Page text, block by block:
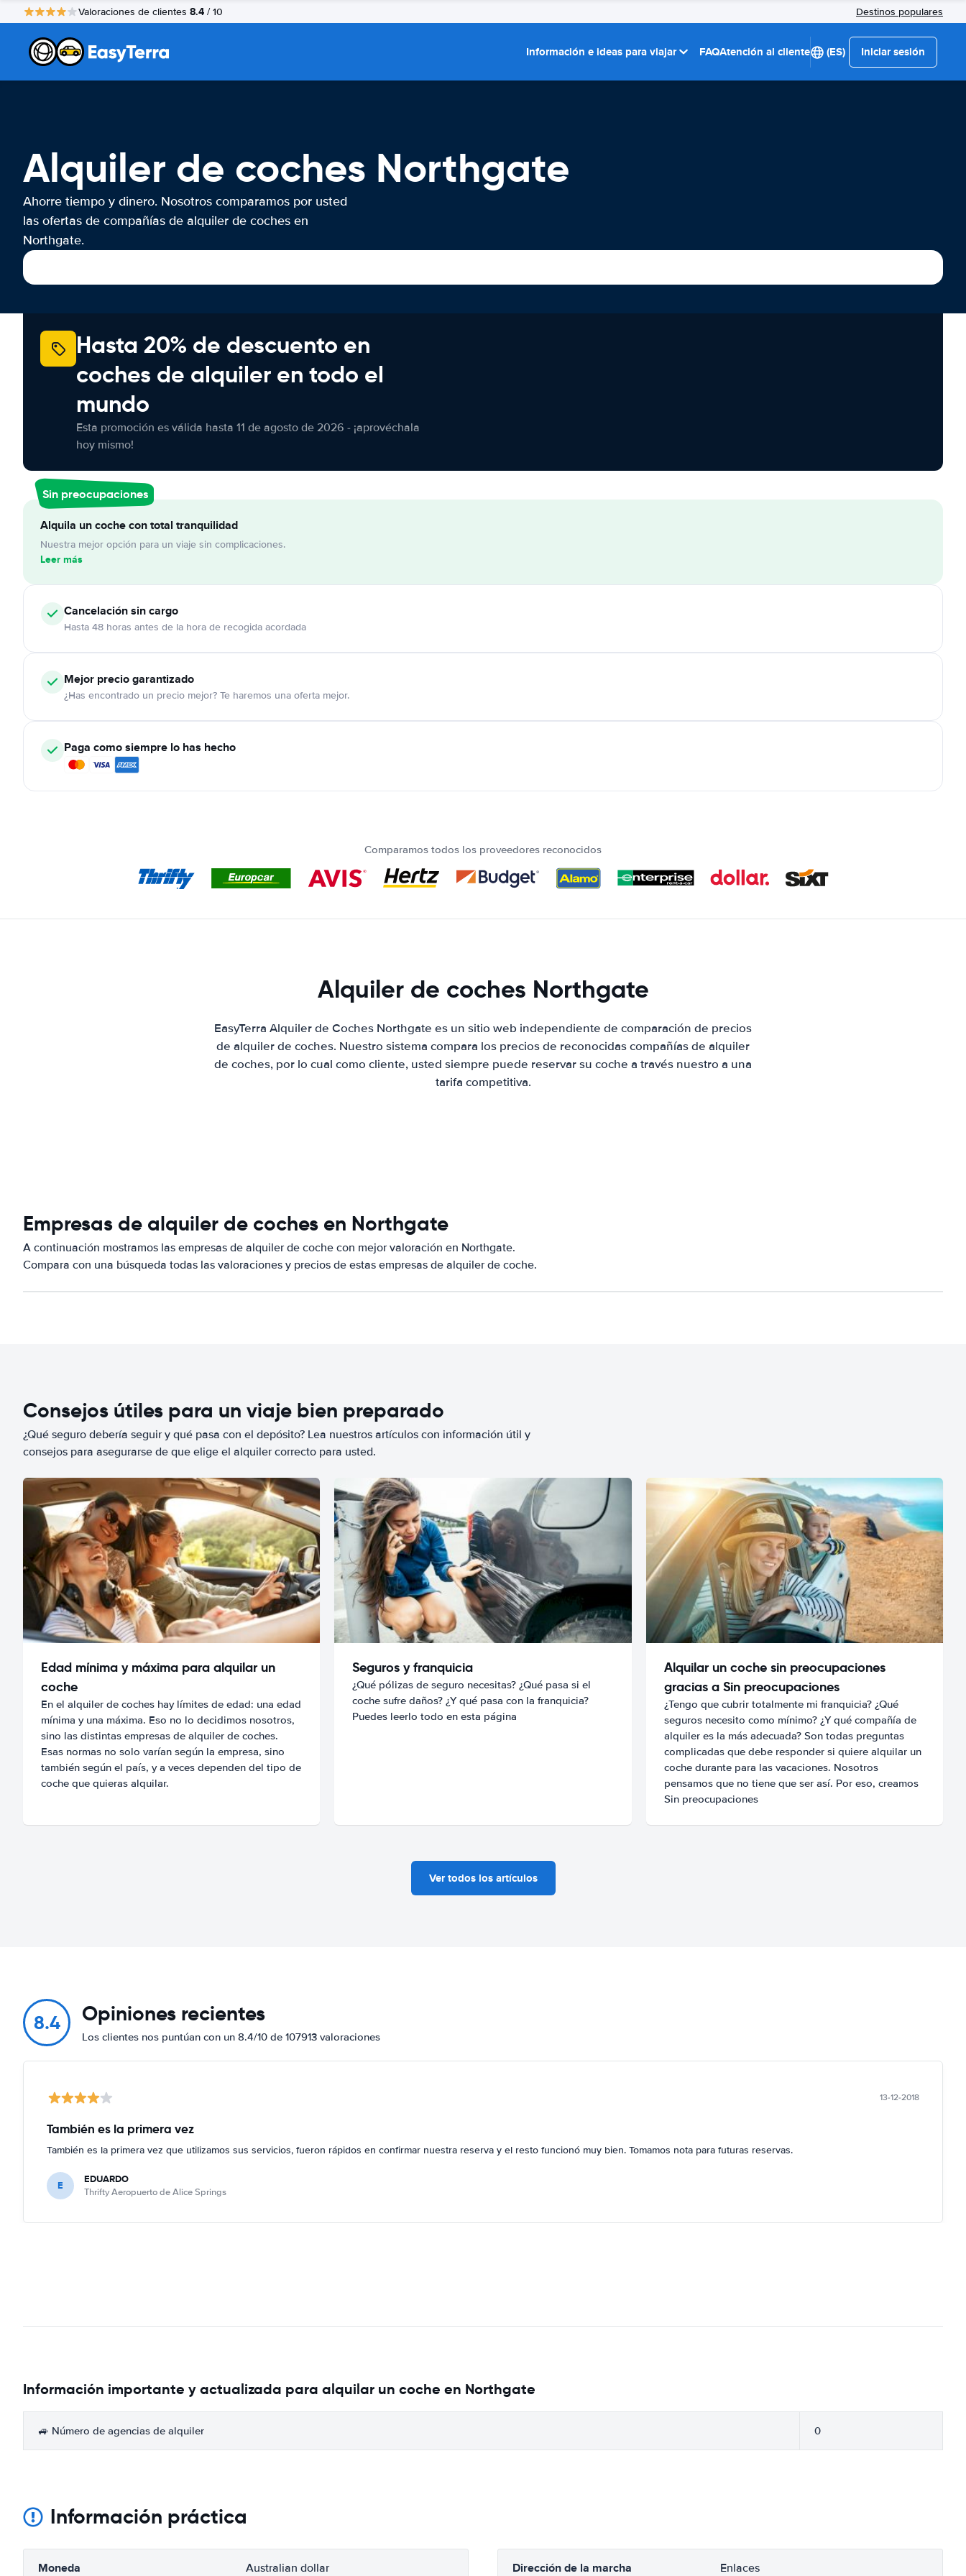
Valoraciones de clientes 8.4 / 10 Destinos populares
Información e ideas para viajar FAQAtención al cliente (ES) Iniciar sesión
Alquiler de coches Northgate
Ahorre tiempo y dinero. Nosotros comparamos por usted
las ofertas de compañías de alquiler de coches en
Northgate.
Hasta 20% de descuento en
coches de alquiler en todo el
mundo
Esta promoción es válida hasta 11 de agosto de 2026 - ¡aprovéchala
hoy mismo!
Sin preocupaciones
Alquila un coche con total tranquilidad
Nuestra mejor opción para un viaje sin complicaciones.
Leer más
Cancelaciónsin cargo
Hasta 48 horas antes de la hora de recogida acordada
Mejor precio garantizado
¿Has encontrado un precio mejor? Te haremos una oferta mejor.
Paga como siempre lo has hecho
Comparamos todos los proveedores reconocidos
Alquiler de coches Northgate
EasyTerra Alquiler de Coches Northgate es un sitio web independiente de comparación de precios
de alquiler de coches. Nuestro sistema compara los precios de reconocidas compañías de alquiler
de coches, por lo cual como cliente, usted siempre puede reservar su coche a través nuestro a una
tarifa competitiva.
Empresas de alquiler de coches en Northgate
A continuación mostramos las empresas de alquiler de coche con mejor valoración en Northgate.
Compara con una búsqueda todas las valoraciones y precios de estas empresas de alquiler de coche.
Consejos útiles para un viaje bien preparado
¿Qué seguro debería seguir y qué pasa con el depósito? Lea nuestros artículos con información útil y
consejos para asegurarse de que elige el alquiler correcto para usted.
Edad mínima y máxima para alquilar un
coche
En el alquiler de coches hay límites de edad: una edad
mínima y una máxima. Eso no lo decidimos nosotros,
sino las distintas empresas de alquiler de coches.
Esas normas no solo varían según la empresa, sino
también según el país, y a veces dependen del tipo de
coche que quieras alquilar.
Seguros y franquicia
¿Qué pólizas de seguro necesitas? ¿Qué pasa si el
coche sufre daños? ¿Y qué pasa con la franquicia?
Puedes leerlo todo en esta página
Alquilar un coche sin preocupaciones
gracias a Sin preocupaciones
¿Tengo que cubrir totalmente mi franquicia? ¿Qué
seguros necesito como mínimo? ¿Y qué compañía de
alquiler es la más adecuada? Son todas preguntas
complicadas que debe responder si quiere alquilar un
coche durante para las vacaciones. Nosotros
pensamos que no tiene que ser así. Por eso, creamos
Sin preocupaciones
Ver todos los artículos
8.4 Opiniones recientes
Los clientes nos puntúan con un 8.4/10 de 107913 valoraciones
13-12-2018
También es la primera vez
También es la primera vez que utilizamos sus servicios, fueron rápidos en confirmar nuestra reserva y el resto funcionó muy bien. Tomamos nota para futuras reservas.
E EDUARDO
Thrifty Aeropuerto de Alice Springs
Información importante y actualizada para alquilar un coche en Northgate
🚙 Número de agencias de alquiler 0
Información práctica
Moneda Australian dollar Dirección de la marcha Enlaces